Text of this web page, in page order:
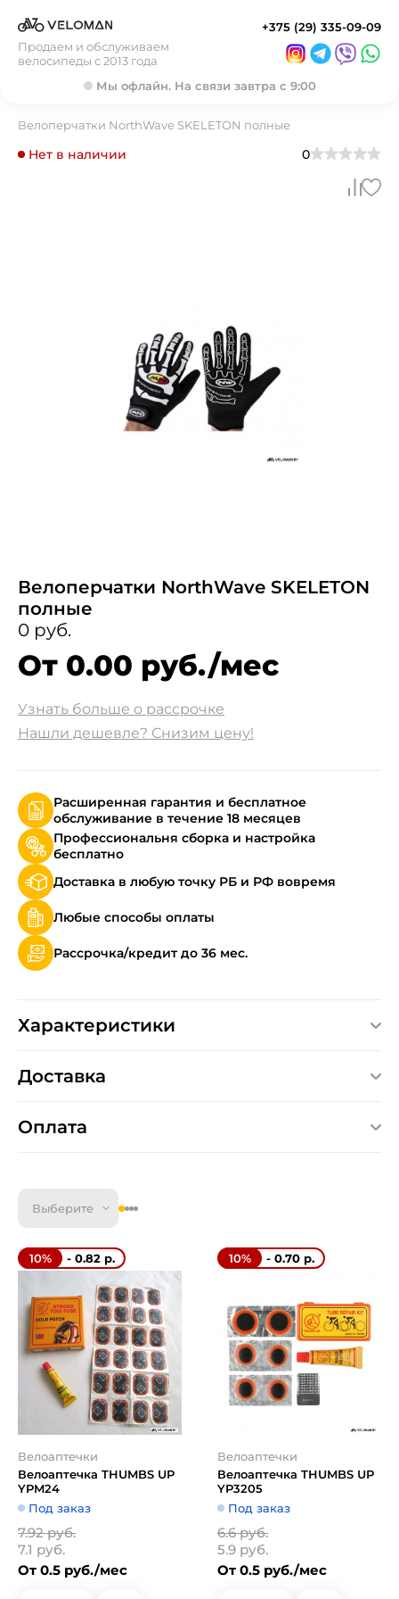
Продаем и обслуживаем
велосипеды с 2013 года
+375 (29) 335-09-09
Мы офлайн. На связи завтра с 9:00
Велоперчатки NorthWave SKELETON полные
Нет в наличии 0
Велоперчатки NorthWave SKELETON
полные
0 руб.
От 0.00 руб./мес
Узнать больше о рассрочке
Нашли дешевле? Снизим цену!
Расширенная гарантия и бесплатное
обслуживание в течение 18 месяцев
Профессиональня сборка и настройка
бесплатно
Доставка в любую точку РБ и РФ вовремя
Любые способы оплаты
Рассрочка/кредит до 36 мес.
Характеристики
Доставка
Оплата
Выберите
10% - 0.82 р.
Велоаптечки
Велоаптечка THUMBS UP
YPM24
Под заказ
7.92 руб.
7.1 руб.
От 0.5 руб./мес
10% - 0.70 р.
Велоаптечки
Велоаптечка THUMBS UP
YP3205
Под заказ
6.6 руб.
5.9 руб.
От 0.5 руб./мес